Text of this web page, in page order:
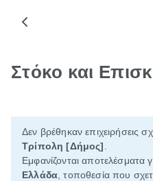
Στόκο και
Δεν βρέθηκαν επιχειρήσεις
Τρίπολη [Δήμος]
Εμφανίζονται αποτελέσματα
Ελλάδα , τοποθεσία που